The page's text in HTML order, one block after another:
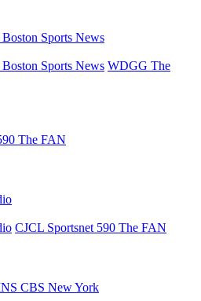
Sports News
Sports News WDGG The
The FAN
CJCL Sportsnet 590 The FAN
CBS New York